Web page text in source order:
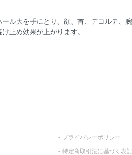
ル大を手にとり、顔、首、デコルテ
止め効果が上がります。
プライバシーポリシー
特定商取引法に基づく表記